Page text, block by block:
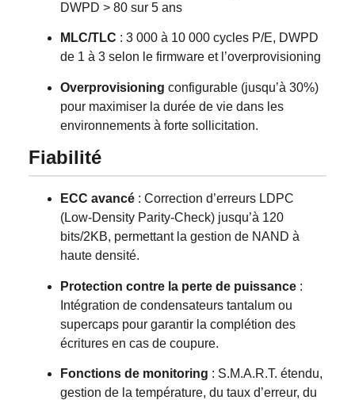
DWPD > 80 sur 5 ans
MLC/TLC : 3 000 à 10 000 cycles P/E, DWPD
de 1 à 3 selon le firmware et l’overprovisioning
Overprovisioning configurable (jusqu’à 30%)
pour maximiser la durée de vie dans les
environnements à forte sollicitation.
Fiabilité
ECC avancé : Correction d’erreurs LDPC
(Low-Density Parity-Check) jusqu’à 120
bits/2KB, permettant la gestion de NAND à
haute densité.
Protection contre la perte de puissance :
Intégration de condensateurs tantalum ou
supercaps pour garantir la complétion des
écritures en cas de coupure.
Fonctions de monitoring : S.M.A.R.T. étendu,
gestion de la température, du taux d’erreur, du